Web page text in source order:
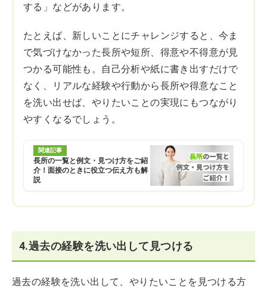
する」などがあります。
たとえば、新しいことにチャレンジすると、今ま
で気づけなかった長所や短所、得意や不得意が見
つかる可能性も。自己分析や紙に書き出すだけで
なく、リアルな経験や行動から長所や得意なこと
を洗い出せば、やりたいことの実現にもつながり
やすくなるでしょう。
関連記事
長所の一覧と例文・見つけ方をご紹
介！面接のときに役立つ伝え方も解
説
4.過去の経験を洗い出して見つける
過去の経験を洗い出して、やりたいことを見つける方